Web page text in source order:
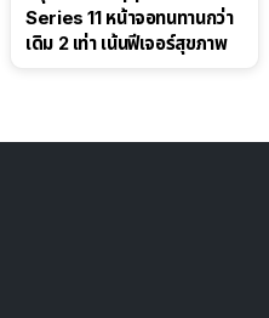
Series 11 หน้าจอทนทานกว่า
เดิม 2 เท่า เน้นฟีเจอร์สุขภาพ